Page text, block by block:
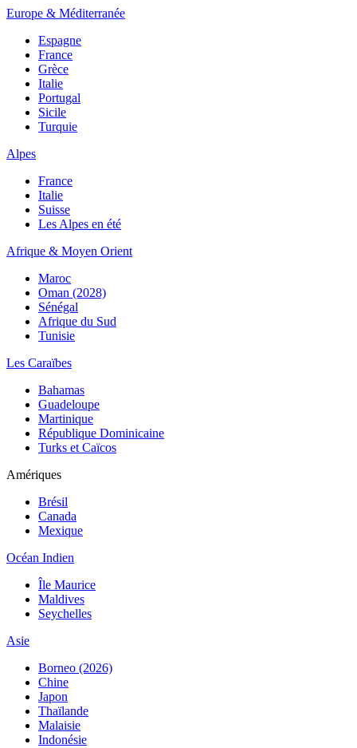
Europe & Méditerranée
Espagne
France
Grèce
Italie
Portugal
Sicile
Turquie
Alpes
France
Italie
Suisse
Les Alpes en été
Afrique & Moyen Orient
Maroc
Oman (2028)
Sénégal
Afrique du Sud
Tunisie
Les Caraïbes
Bahamas
Guadeloupe
Martinique
République Dominicaine
Turks et Caïcos
Amériques
Brésil
Canada
Mexique
Océan Indien
Île Maurice
Maldives
Seychelles
Asie
Borneo (2026)
Chine
Japon
Thaïlande
Malaisie
Indonésie